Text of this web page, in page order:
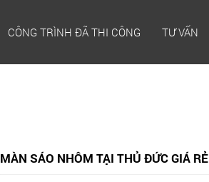
CÔNG TRÌNH ĐÃ THI CÔNG TƯ VẤN
MÀN SÁO NHÔM TẠI THỦ ĐỨC GIÁ RẺ